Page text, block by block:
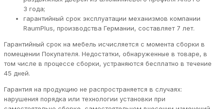
3 года;
гарантийный срок эксплуатации механизмов компании
RaumPlus, производства Германии, составляет 7 лет.
Гарантийный срок на мебель исчисляется с момента сборки в
помещении Покупателя. Недостатки, обнаруженные в товаре, в
том числе в процессе сборки, устраняются бесплатно в течение
45 дней.
Гарантия на продукцию не распространяется в случаях:
нарушения порядка или технологии установки при